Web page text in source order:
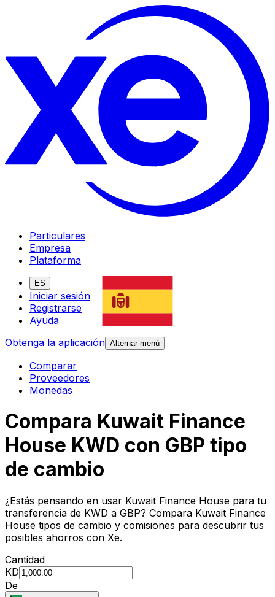
Particulares
Empresa
Plataforma
ES
Iniciar sesión
Registrarse
Ayuda
Obtenga la aplicación Alternar menú
Comparar
Proveedores
Monedas
Compara Kuwait Finance
House KWD con GBP tipo
de cambio
¿Estás pensando en usar Kuwait Finance House para tu
transferencia de KWD a GBP? Compara Kuwait Finance
House tipos de cambio y comisiones para descubrir tus
posibles ahorros con Xe.
Cantidad
KD
De